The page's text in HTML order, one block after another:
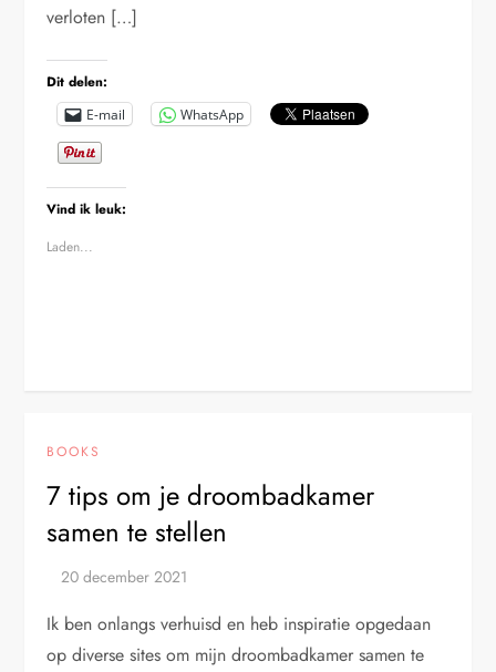
verloten […]
Dit delen:
E-mail WhatsApp
Vind ik leuk:
Laden...
BOOKS
7 tips om je droombadkamer
samen te stellen
Ik ben onlangs verhuisd en heb inspiratie opgedaan
op diverse sites om mijn droombadkamer samen te